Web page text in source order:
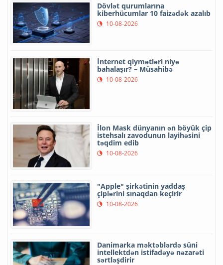
Dövlət qurumlarına
kiberhücumlar 10 faizədək azalıb
10-08-2026
İnternet qiymətləri niyə
bahalaşır? – Müsahibə
10-08-2026
İlon Mask dünyanın ən böyük çip
istehsalı zavodunun layihəsini
təqdim edib
10-08-2026
"Apple" şirkətinin yaddaş
çiplərini sınaqdan keçirir
10-08-2026
Danimarka məktəblərdə süni
intellektdən istifadəyə nəzarəti
sərtləşdirir